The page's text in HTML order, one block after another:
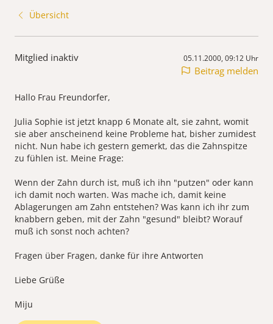
Übersicht
Mitglied inaktiv 05.11.2000, 09:12 Uhr
Beitrag melden
Hallo Frau Freundorfer,
Julia Sophie ist jetzt knapp 6 Monate alt, sie zahnt, womit
sie aber anscheinend keine Probleme hat, bisher zumidest
nicht. Nun habe ich gestern gemerkt, das die Zahnspitze
zu fühlen ist. Meine Frage:
Wenn der Zahn durch ist, muß ich ihn "putzen" oder kann
ich damit noch warten. Was mache ich, damit keine
Ablagerungen am Zahn entstehen? Was kann ich ihr zum
knabbern geben, mit der Zahn "gesund" bleibt? Worauf
muß ich sonst noch achten?
Fragen über Fragen, danke für ihre Antworten
Liebe Grüße
Miju